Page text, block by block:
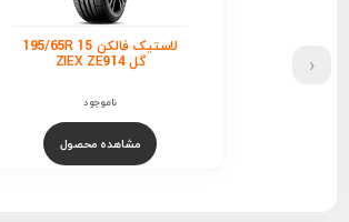
لاستیک فالکن 195/65R 15
گل ZIEX ZE914
ناموجود
مشاهده محصول
‹